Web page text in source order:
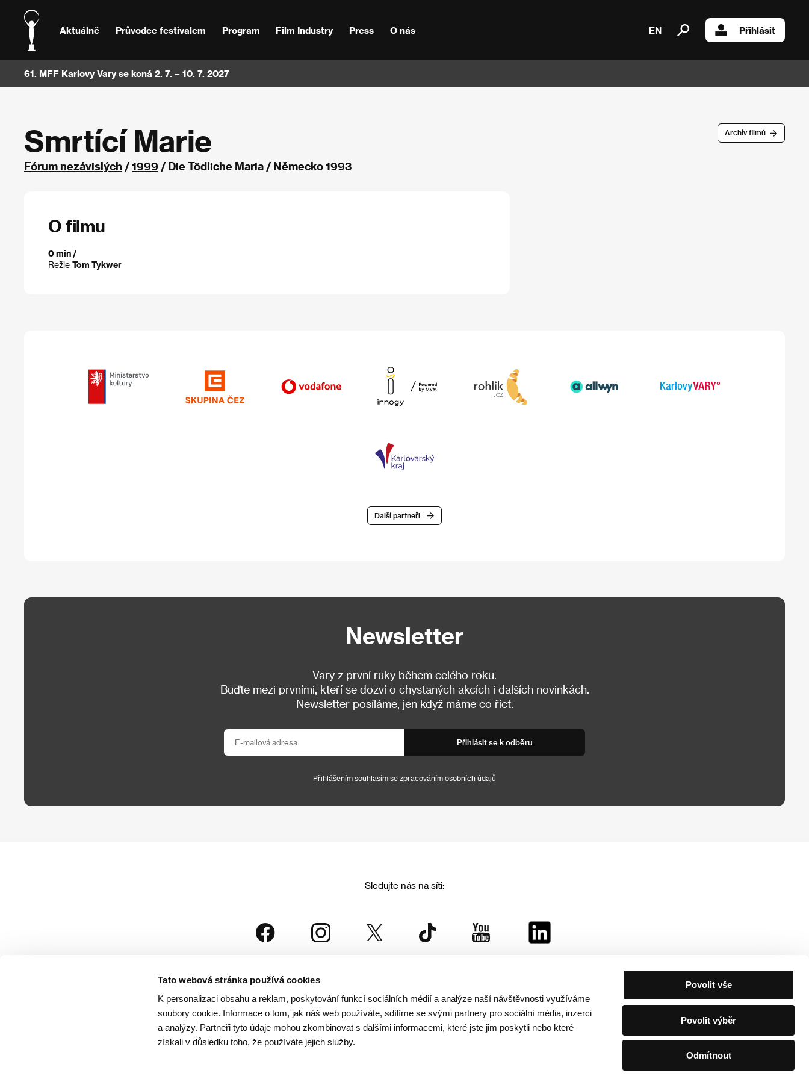
Tato webová stránka používá cookies
K personalizaci obsahu a reklam, poskytování funkcí sociálních médií a analýze naší návštěvnosti využíváme
soubory cookie. Informace o tom, jak náš web používáte, sdílíme se svými partnery pro sociální média, inzerci
a analýzy. Partneři tyto údaje mohou zkombinovat s dalšími informacemi, které jste jim poskytli nebo které
získali v důsledku toho, že používáte jejich služby.
Povolit vše
Povolit výběr
Odmítnout
Aktuálně Průvodce festivalem Program Film Industry Press O nás EN Přihlásit
61. MFF Karlovy Vary se koná 2. 7. – 10. 7. 2027
Archív filmů
Smrtící Marie
Fórum nezávislých /1999 / Die Tödliche Maria / Německo 1993
O filmu
0 min /
Režie Tom Tykwer
Další partneři
Newsletter
Vary z první ruky během celého roku.
Buďte mezi prvními, kteří se dozví o chystaných akcích i dalších novinkách.
Newsletter posíláme, jen když máme co říct.
Přihlásit se k odběru
Přihlášením souhlasím se zpracováním osobních údajů
Sledujte nás na síti:
je součástí rodiny KVIFF Group, která zastřešuje i další projekty: